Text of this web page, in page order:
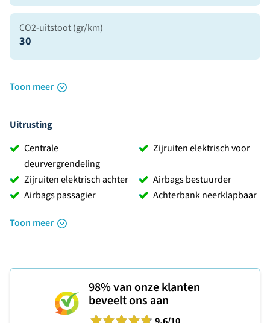
CO2-uitstoot (gr/km)
30
Toon meer
Uitrusting
Centrale
deurvergrendeling
Zijruiten elektrisch voor
Zijruiten elektrisch achter
Airbags bestuurder
Airbags passagier
Achterbank neerklapbaar
Toon meer
98%van onze klanten
beveelt ons aan